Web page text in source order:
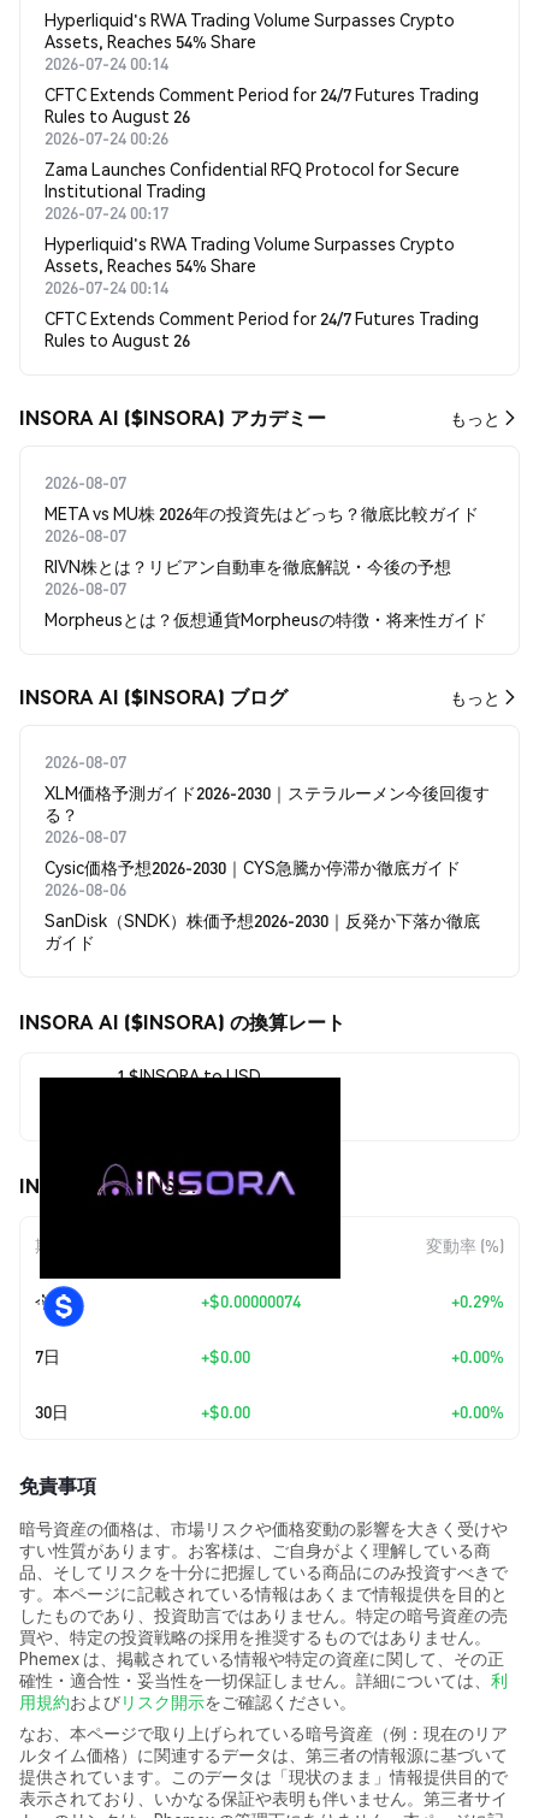
Hyperliquid's RWA Trading Volume Surpasses Crypto
Assets, Reaches 54% Share
2026-07-24 00:14
CFTC Extends Comment Period for 24/7 Futures Trading
Rules to August 26
2026-07-24 00:26
Zama Launches Confidential RFQ Protocol for Secure
Institutional Trading
2026-07-24 00:17
Hyperliquid's RWA Trading Volume Surpasses Crypto
Assets, Reaches 54% Share
2026-07-24 00:14
CFTC Extends Comment Period for 24/7 Futures Trading
Rules to August 26
INSORA AI ($INSORA) アカデミー もっと
2026-08-07
META vs MU株 2026年の投資先はどっち？徹底比較ガイド
2026-08-07
RIVN株とは？リビアン自動車を徹底解説・今後の予想
2026-08-07
Morpheusとは？仮想通貨Morpheusの特徴・将来性ガイド
INSORA AI ($INSORA) ブログ もっと
2026-08-07
XLM価格予測ガイド2026-2030｜ステラルーメン今後回復す
る？
2026-08-07
Cysic価格予想2026-2030｜CYS急騰か停滞か徹底ガイド
2026-08-06
SanDisk（SNDK）株価予想2026-2030｜反発か下落か徹底
ガイド
INSORA AI ($INSORA) の換算レート
1 $INSORA to USD
INSORA AI ($INSORA) の価格変動
期間 変動率 (%)
今日 +$0.00000074 +0.29%
7日 +$0.00 +0.00%
30日 +$0.00 +0.00%
免責事項
暗号資産の価格は、市場リスクや価格変動の影響を大きく受けや
すい性質があります。お客様は、ご自身がよく理解している商
品、そしてリスクを十分に把握している商品にのみ投資すべきで
す。本ページに記載されている情報はあくまで情報提供を目的と
したものであり、投資助言ではありません。特定の暗号資産の売
買や、特定の投資戦略の採用を推奨するものではありません。
Phemex は、掲載されている情報や特定の資産に関して、その正
確性・適合性・妥当性を一切保証しません。詳細については、 利
用規約およびリスク開示をご確認ください。
なお、本ページで取り上げられている暗号資産（例：現在のリア
ルタイム価格）に関連するデータは、第三者の情報源に基づいて
提供されています。このデータは「現状のまま」情報提供目的で
表示されており、いかなる保証や表明も伴いません。第三者サイ